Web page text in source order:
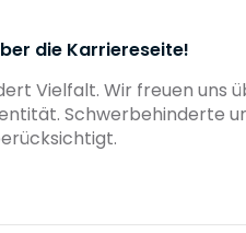
die Karriereseite!
Vielfalt. Wir freuen uns
Schwerbehinderte